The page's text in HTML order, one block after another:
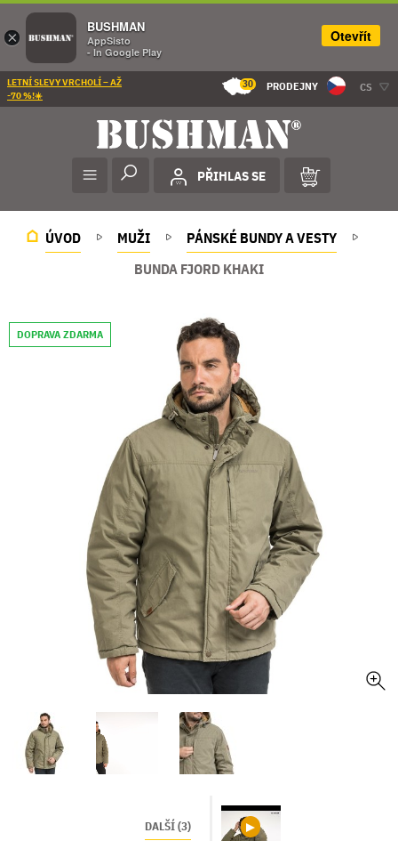
LETNÍ SLEVY VRCHOLÍ – AŽ
-70 %!☀️
30 PRODEJNY CS
PŘIHLAS SE
ÚVOD MUŽI
PÁNSKÉ BUNDY A VESTY
BUNDA FJORD KHAKI
DOPRAVA ZDARMA
DALŠÍ (3)
×
BUSHMAN
AppSisto
- In Google Play
Otevřít